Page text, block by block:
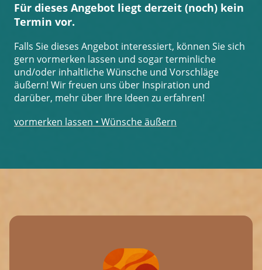
Für dieses Angebot liegt derzeit (noch) kein
Termin vor.
Falls Sie dieses Angebot interessiert, können Sie sich
gern vormerken lassen und sogar terminliche
und/oder inhaltliche Wünsche und Vorschläge
äußern! Wir freuen uns über Inspiration und
darüber, mehr über Ihre Ideen zu erfahren!
vormerken lassen • Wünsche äußern